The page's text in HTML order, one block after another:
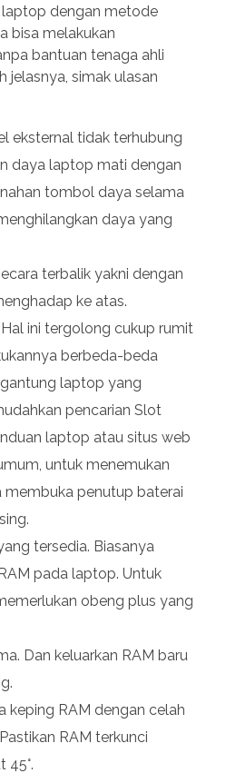
dengan metode
bisa melakukan
bantuan tenaga ahli
jelasnya, simak ulasan
eksternal tidak terhubung
daya laptop mati dengan
tombol daya selama
daya yang
terbalik yakni dengan
ke atas.
ini tergolong cukup rumit
berbeda-beda
laptop yang
pencarian Slot
laptop atau situs web
untuk menemukan
membuka penutup baterai
tersedia. Biasanya
pada laptop. Untuk
obeng plus yang
Dan keluarkan RAM baru
keping RAM dengan celah
RAM terkunci
45°.